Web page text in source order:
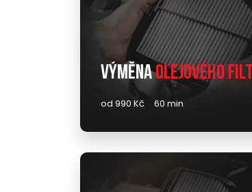
Výměnaolejového
od 990 Kč 60 min